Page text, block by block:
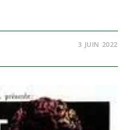
3 JUIN 2022